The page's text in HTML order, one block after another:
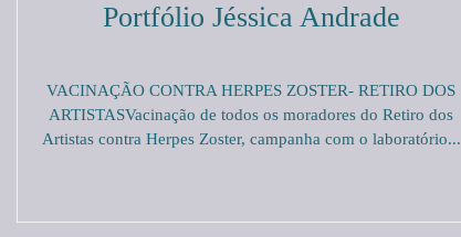
Portfólio Jéssica Andrade
VACINAÇÃO CONTRA HERPES ZOSTER- RETIRO DOS
ARTISTASVacinação de todos os moradores do Retiro dos
Artistas contra Herpes Zoster, campanha com o laboratório...